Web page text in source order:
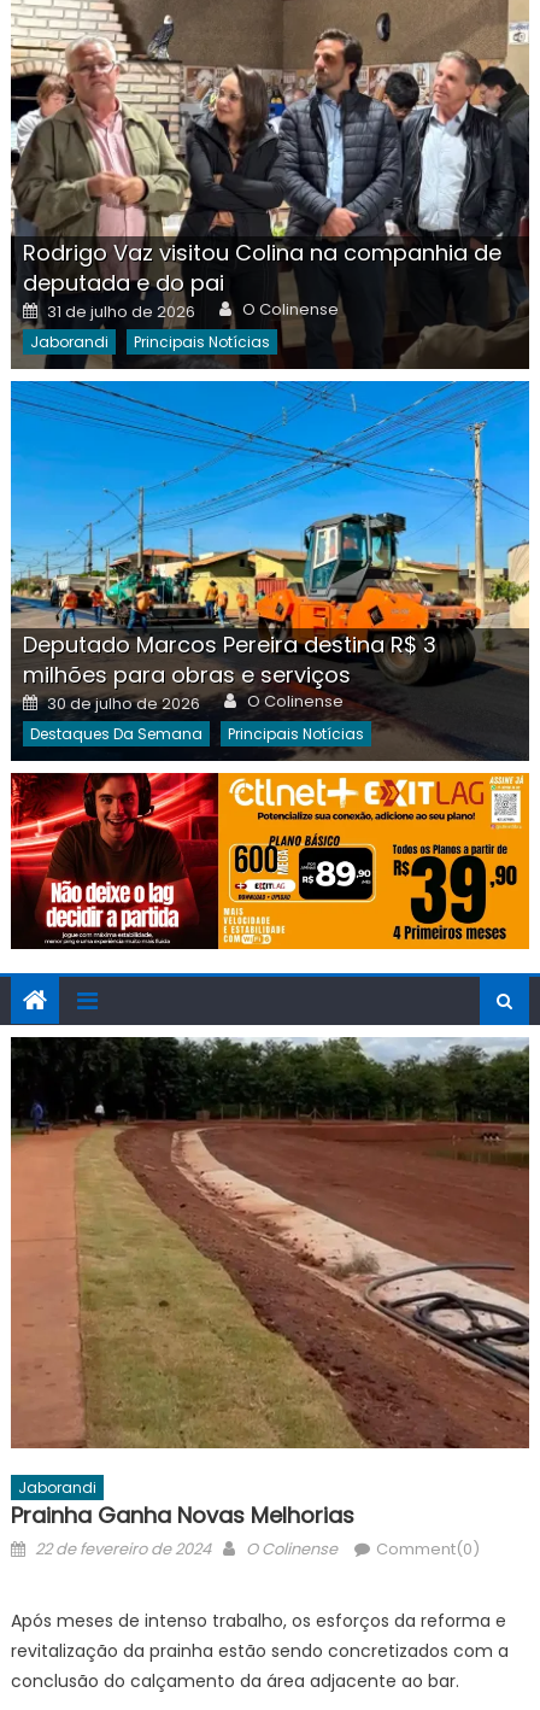
Rodrigo Vaz visitou Colina na companhia de
deputada e do pai
Posted
on
31 de julho de 2026 Author
O Colinense
Jaborandi Principais Notícias
Deputado Marcos Pereira destina R$ 3
milhões para obras e serviços
Posted
on
30 de julho de 2026 Author
O Colinense
Destaques Da Semana Principais Notícias
Jaborandi
Prainha Ganha Novas Melhorias
Posted
22 de fevereiro de 2024 Author
O Colinense Comment(0)
Após meses de intenso trabalho, os esforços da reforma e
revitalização da prainha estão sendo concretizados com a
conclusão do calçamento da área adjacente ao bar.